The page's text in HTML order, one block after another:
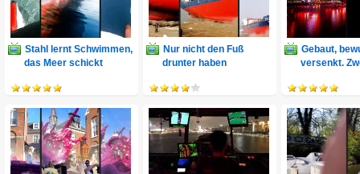
Stahl lernt Schwimmen,
das Meer schickt
Nur nicht den Fuß
drunter haben
Gebaut,
versenkt.